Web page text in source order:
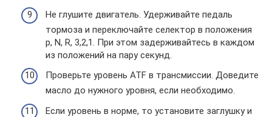
Не глушите двигатель. Удерживайте педаль
тормоза и переключайте селектор в положения
p, N, R, 3,2,1. При этом задерживайтесь в каждом
из положений на пару секунд.
Проверьте уровень ATF в трансмиссии. Доведите
масло до нужного уровня, если необходимо.
Если уровень в норме, то установите заглушку и